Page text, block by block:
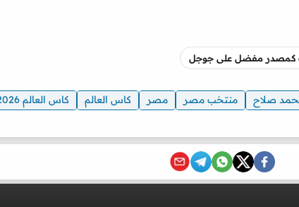
كمصدر مفضل على جوجل
صلاح منتخب مصر مصر كاس العالم
كاس العالم 2026